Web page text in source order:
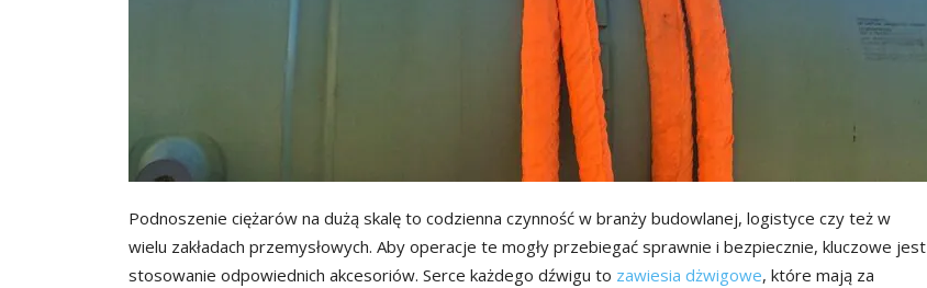
Podnoszenie ciężarów na dużą skalę to codzienna czynność w branży budowlanej, logistyce czy też w
wielu zakładach przemysłowych. Aby operacje te mogły przebiegać sprawnie i bezpiecznie, kluczowe jest
stosowanie odpowiednich akcesoriów. Serce każdego dźwigu to zawiesia dżwigowe, które mają za